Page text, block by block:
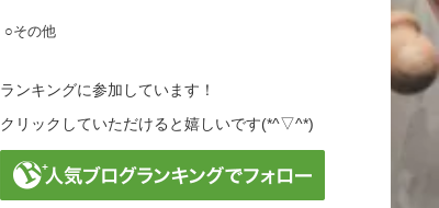
○その他
ランキングに参加しています！
クリックしていただけると嬉しいです(*^▽^*)